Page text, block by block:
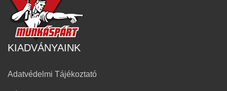
KIADVÁNYAINK
Adatvédelmi Tájékoztató